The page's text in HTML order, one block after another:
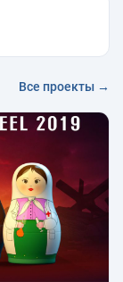
Все проекты →